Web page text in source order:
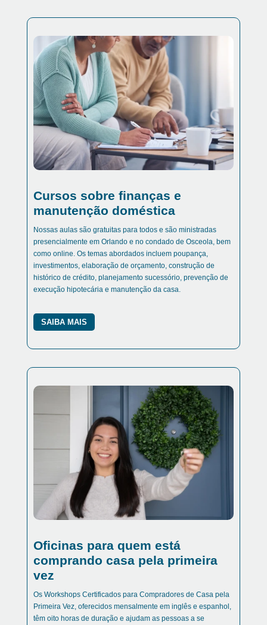
Cursos sobre finanças e
manutenção doméstica
Nossas aulas são gratuitas para todos e são ministradas
presencialmente em Orlando e no condado de Osceola, bem
como online. Os temas abordados incluem poupança,
investimentos, elaboração de orçamento, construção de
histórico de crédito, planejamento sucessório, prevenção de
execução hipotecária e manutenção da casa.
SAIBA MAIS
Oficinas para quem está
comprando casa pela primeira
vez
Os Workshops Certificados para Compradores de Casa pela
Primeira Vez, oferecidos mensalmente em inglês e espanhol,
têm oito horas de duração e ajudam as pessoas a se